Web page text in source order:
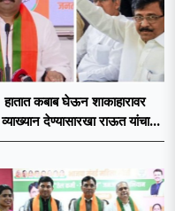
हातात कबाब घेऊन शाकाहारावर
व्याख्यान देण्यासारखा राऊत यांचा
प्रयत्न - नवनाथ बन